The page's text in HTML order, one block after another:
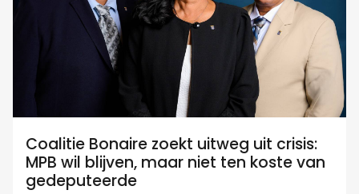
Coalitie Bonaire zoekt uitweg uit crisis:
MPB wil blijven, maar niet ten koste van
gedeputeerde